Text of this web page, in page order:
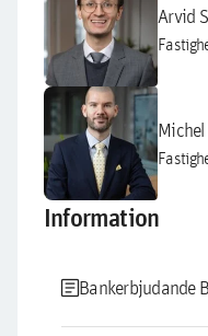
Arvid
Information
articleBankerbjudande